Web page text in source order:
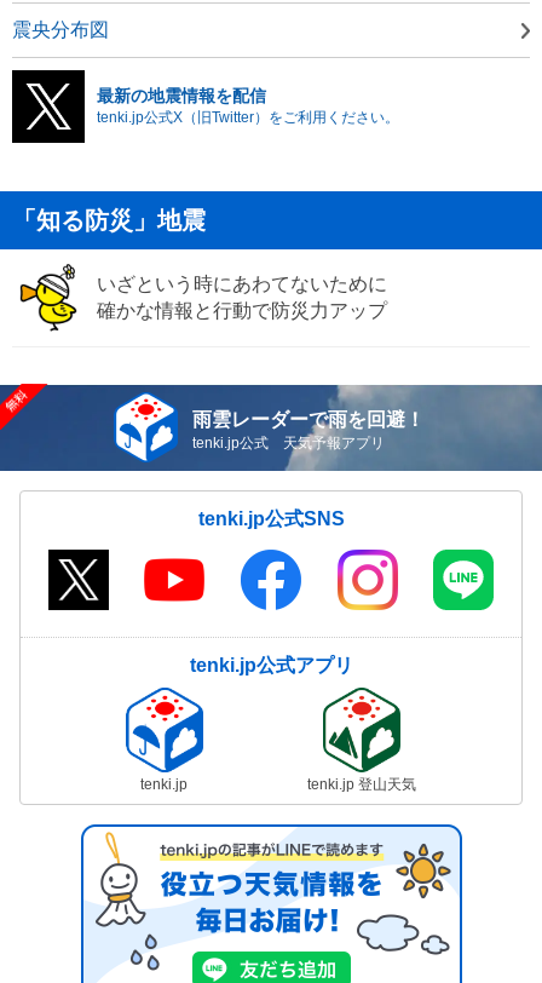
震央分布図
最新の地震情報を配信
tenki.jp公式X（旧Twitter）をご利用ください。
「知る防災」地震
いざという時にあわてないために
確かな情報と行動で防災力アップ
雨雲レーダーで雨を回避！
tenki.jp公式 天気予報アプリ
tenki.jp公式SNS
tenki.jp公式アプリ
tenki.jp tenki.jp 登山天気